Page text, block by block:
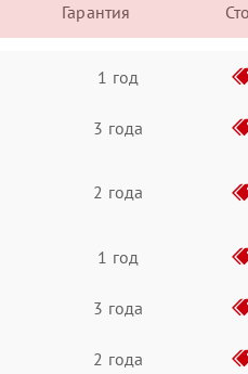
Гарантия
1 год
3 года
2 года
1 год
3 года
2 года